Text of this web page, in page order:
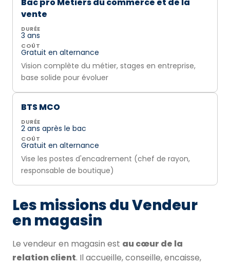
vente
DURÉE
3 ans
COÛT
Gratuit en alternance
Vision complète du métier, stages en entreprise,
base solide pour évoluer
BTS MCO
DURÉE
2 ans après le bac
COÛT
Gratuit en alternance
Vise les postes d'encadrement (chef de rayon,
responsable de boutique)
Les missions du Vendeur
en magasin
Le vendeur en magasin est au cœur de la
relation client. Il accueille, conseille, encaisse,